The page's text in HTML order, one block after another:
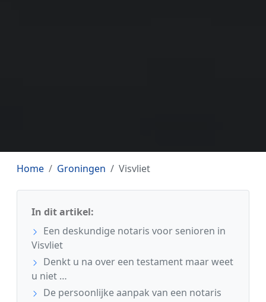
Home Groningen Visvliet
In dit artikel:
Een deskundige notaris voor senioren in
Visvliet
Denkt u na over een testament maar weet
u niet …
De persoonlijke aanpak van een notaris